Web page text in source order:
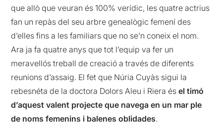
que allò que veuran és 100% verídic, les quatre actrius
fan un repàs del seu arbre genealògic femení des
d’elles fins a les familiars que no se’n coneix el nom.
Ara ja fa quatre anys que tot l’equip va fer un
meravellós treball de creació a través de diferents
reunions d’assaig. El fet que Núria Cuyàs sigui la
rebesnéta de la doctora Dolors Aleu i Riera ésel timó
d’aquest valent projecte que navega en un mar ple
de noms femenins i balenes oblidades.